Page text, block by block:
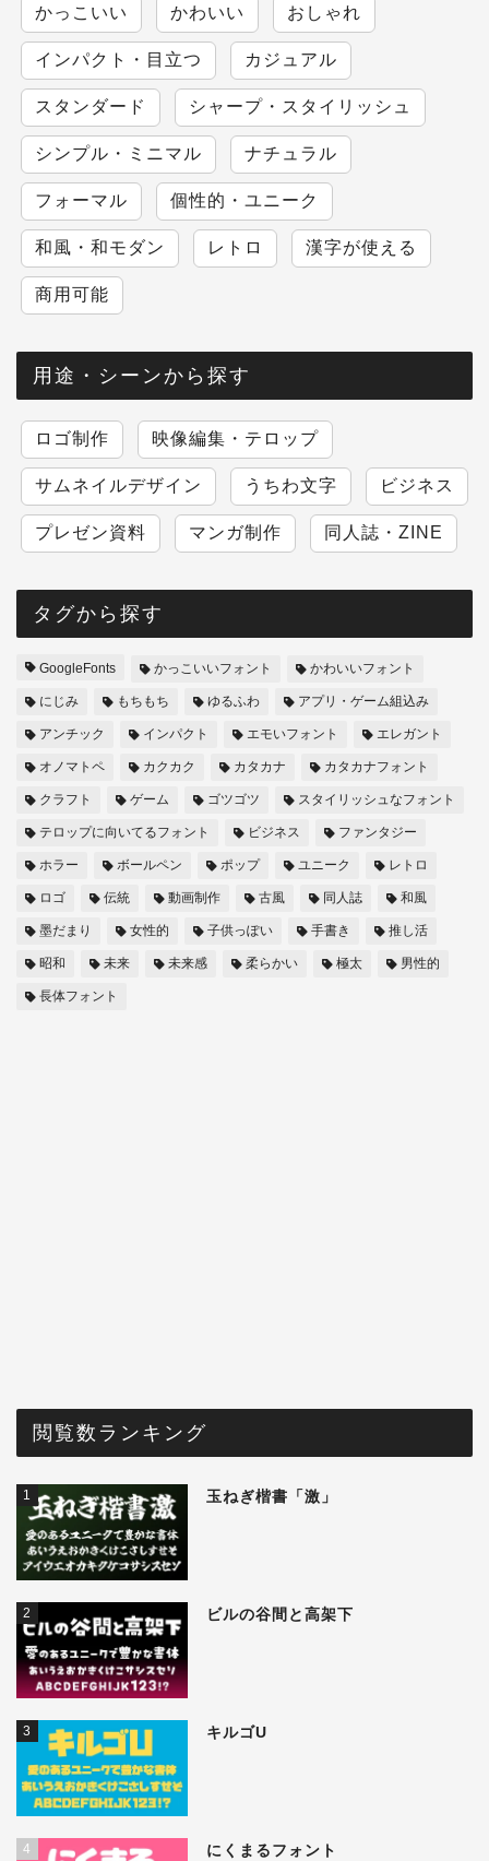
かっこいい かわいい おしゃれ
インパクト・目立つ カジュアル
スタンダード シャープ・スタイリッシュ
シンプル・ミニマル ナチュラル
フォーマル 個性的・ユニーク
和風・和モダン レトロ 漢字が使える
商用可能
用途・シーンから探す
ロゴ制作 映像編集・テロップ
サムネイルデザイン うちわ文字 ビジネス
プレゼン資料 マンガ制作 同人誌・ZINE
タグから探す
GoogleFonts かっこいいフォント かわいいフォント
にじみ もちもち ゆるふわ アプリ・ゲーム組込み
アンチック インパクト エモいフォント エレガント
オノマトペ カクカク カタカナ カタカナフォント
クラフト ゲーム ゴツゴツ スタイリッシュなフォント
テロップに向いてるフォント ビジネス ファンタジー
ホラー ボールペン ポップ ユニーク レトロ
ロゴ 伝統 動画制作 古風 同人誌 和風
墨だまり 女性的 子供っぽい 手書き 推し活
昭和 未来 未来感 柔らかい 極太 男性的
長体フォント
閲覧数ランキング
1 玉ねぎ楷書「激」
2 ビルの谷間と高架下
3 キルゴU
4 にくまるフォント